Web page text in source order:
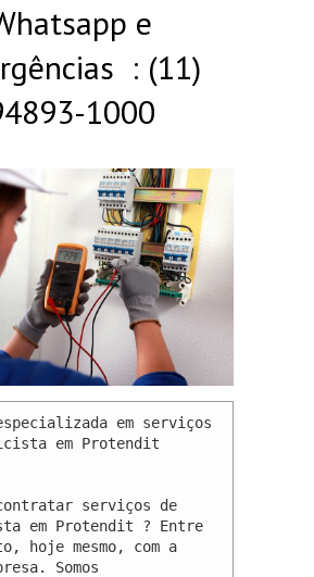
e
: (11)
1000
em serviços
em Protendit
serviços de
em Protendit ? Entre
hoje mesmo, com a
Somos